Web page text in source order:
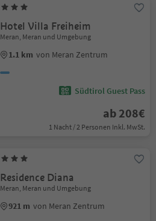
Hotel Villa Freiheim
Meran, Meran und Umgebung
1.1 km von Meran Zentrum
Südtirol Guest Pass
ab 208€
1 Nacht / 2 Personen Inkl. MwSt.
Residence Diana
Meran, Meran und Umgebung
921 m von Meran Zentrum